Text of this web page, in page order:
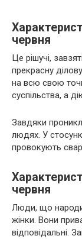
червня
Це рішучі,
прекрасну
на всю свою
суспільства, а
Завдяки
людях. У
провокують
червня
Люди, що
жінки. Вони
відповідальні.